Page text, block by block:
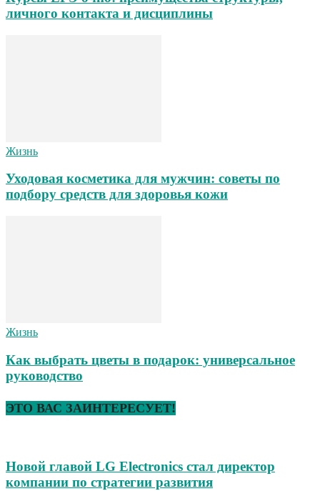
личного контакта и дисциплины
Жизнь
Уходовая косметика для мужчин: советы по
подбору средств для здоровья кожи
Жизнь
Как выбрать цветы в подарок: универсальное
руководство
ЭТО ВАС ЗАИНТЕРЕСУЕТ!
Новой главой LG Electronics стал директор
компании по стратегии развития